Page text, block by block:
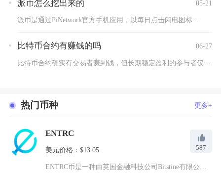
派币怎么挖出来的 05-21
派币是通过PiNetwork官方手机应用，以每日点击闪电图标...
比特币合约有赚钱的吗 06-27
热门币种 更多+
ENTRC
美元价格：$13.05 587